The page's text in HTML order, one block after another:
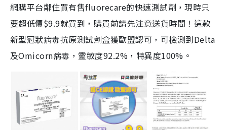
網購平台鄰住買有售fluorecare的快速測試劑，現時只
要超低價$9.9就買到，購買前請先注意送貨時間！這款
新型冠狀病毒抗原測試劑盒獲歐盟認可，可檢測到Delta
及Omicorn病毒，靈敏度92.2%，特異度100%。